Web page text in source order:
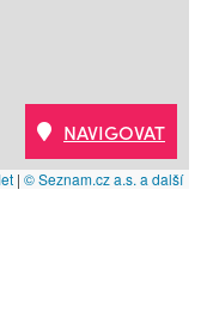
| © Seznam.cz a.s. a další
NAVIGOVAT